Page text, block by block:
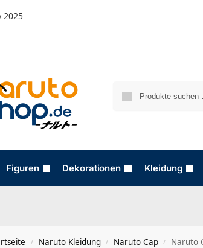
2025
Figuren Dekorationen Kleidung
/ Naruto Kleidung / Naruto Cap / Naruto